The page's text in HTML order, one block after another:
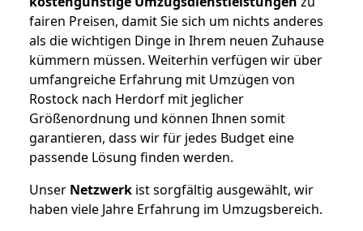
fairen Preisen, damit Sie sich um nichts anderes
als die wichtigen Dinge in Ihrem neuen Zuhause
kümmern müssen. Weiterhin verfügen wir über
umfangreiche Erfahrung mit Umzügen von
Rostock nach Herdorf mit jeglicher
Größenordnung und können Ihnen somit
garantieren, dass wir für jedes Budget eine
passende Lösung finden werden.
Unser Netzwerk ist sorgfältig ausgewählt, wir
haben viele Jahre Erfahrung im Umzugsbereich.